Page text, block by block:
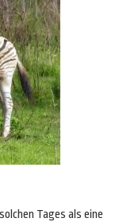
Tages als eine